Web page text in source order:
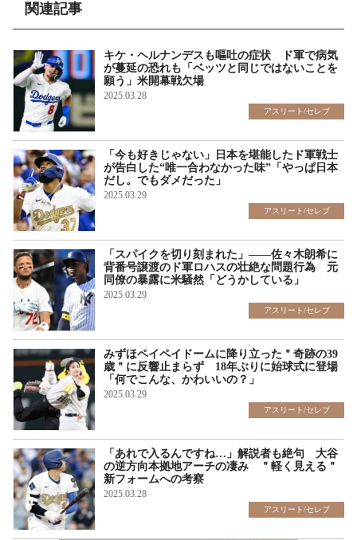
関連記事
キケ・ヘルナンデスも嘔吐の症状 ド軍で病気
が蔓延の恐れも「ベッツと同じではないことを
願う」米開幕戦欠場
2025.03.28
アスリート/セレブ
「今も好きじゃない」日本を堪能したド軍戦士
が告白した“唯一合わなかった味”「やっぱ日本
だし。でもダメだった」
2025.03.29
アスリート/セレブ
「スパイクを切り刻まれた」――佐々木朗希に
背番号譲渡のド軍ロハスの壮絶な問題行為 元
同僚の暴露に米騒然「どうかしている」
2025.03.29
アスリート/セレブ
みずほペイペイドームに降り立った＂奇跡の39
歳＂に反響止まらず 18年ぶりに始球式に登場
「何でこんな、かわいいの？」
2025.03.29
アスリート/セレブ
「あれで入るんですね…」解説者も絶句 大谷
の逆方向本拠地アーチの凄み ＂軽く見える＂
新フォームへの考察
2025.03.28
アスリート/セレブ